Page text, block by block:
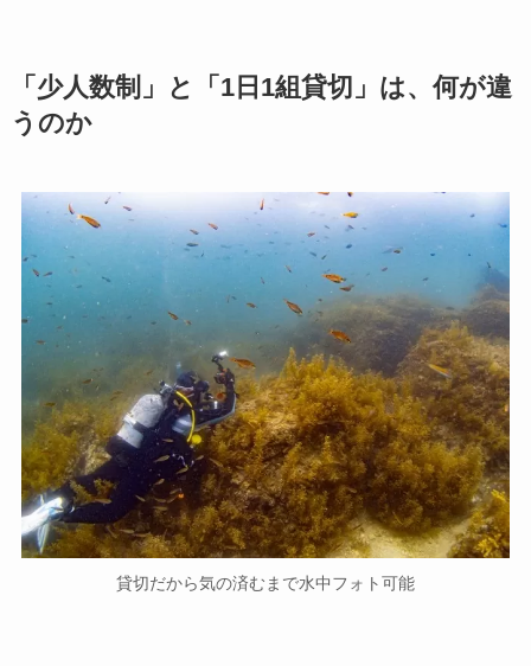
「少人数制」と「1日1組貸切」は、何が違
うのか
貸切だから気の済むまで水中フォト可能